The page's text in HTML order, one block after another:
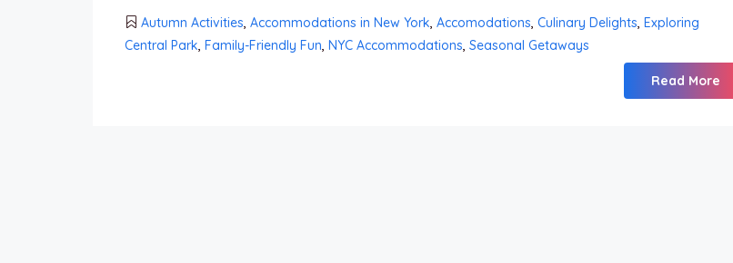
Autumn Activities, Accommodations in New York, Accomodations, Culinary Delights, Exploring
Central Park, Family-Friendly Fun, NYC Accommodations, Seasonal Getaways
Read More